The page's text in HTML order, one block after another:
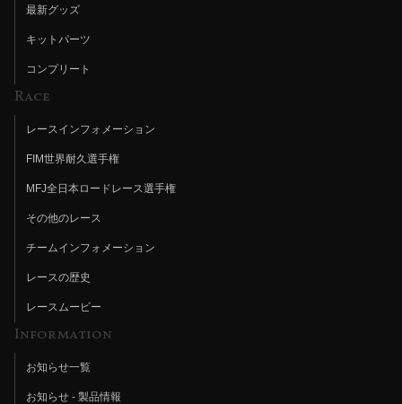
最新グッズ
キットパーツ
コンプリート
Race
レースインフォメーション
FIM世界耐久選手権
MFJ全日本ロードレース選手権
その他のレース
チームインフォメーション
レースの歴史
レースムービー
Information
お知らせ一覧
お知らせ - 製品情報